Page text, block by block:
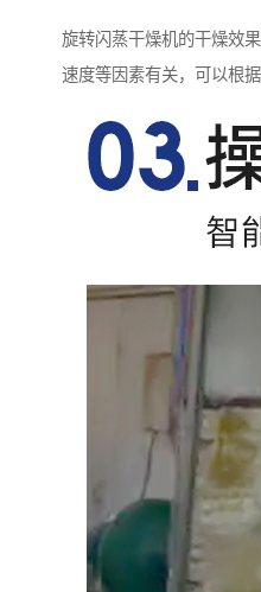
旋转闪蒸干燥机的干燥效
速度等因素有关，可以根